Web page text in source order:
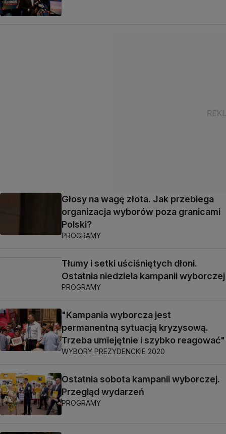
Głosy na wagę złota. Jak przebiega
organizacja wyborów poza granicami
Polski?
PROGRAMY
Tłumy i setki uściśniętych dłoni.
Ostatnia niedziela kampanii wyborczej
PROGRAMY
"Kampania wyborcza jest
permanentną sytuacją kryzysową.
Trzeba umiejętnie i szybko reagować"
WYBORY PREZYDENCKIE 2020
Ostatnia sobota kampanii wyborczej.
Przegląd wydarzeń
PROGRAMY